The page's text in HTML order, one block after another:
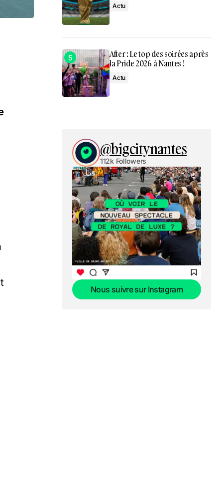
Actu
After : Le top des soirées après
la Pride 2026 à Nantes !
Actu
@bigcitynantes
112k Followers
Nous suivre sur Instagram